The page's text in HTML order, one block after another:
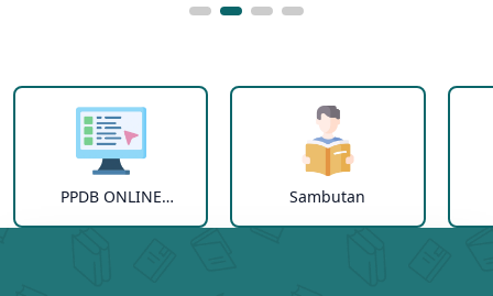
PPDB ONLINE
Sambutan